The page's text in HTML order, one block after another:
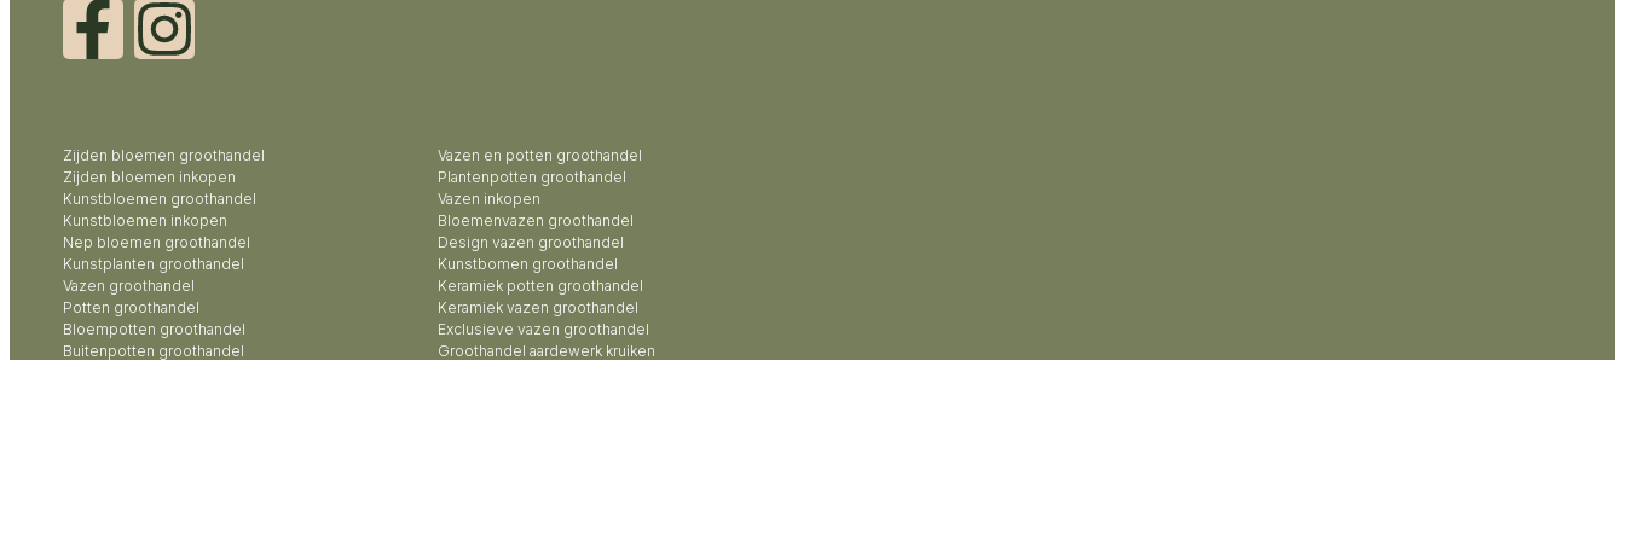
Zijden bloemen groothandel
Zijden bloemen inkopen
Kunstbloemen groothandel
Kunstbloemen inkopen
Nep bloemen groothandel
Kunstplanten groothandel
Vazen groothandel
Potten groothandel
Bloempotten groothandel
Buitenpotten groothandel
Vazen en potten groothandel
Plantenpotten groothandel
Vazen inkopen
Bloemenvazen groothandel
Design vazen groothandel
Kunstbomen groothandel
Keramiek potten groothandel
Keramiek vazen groothandel
Exclusieve vazen groothandel
Groothandel aardewerk kruiken